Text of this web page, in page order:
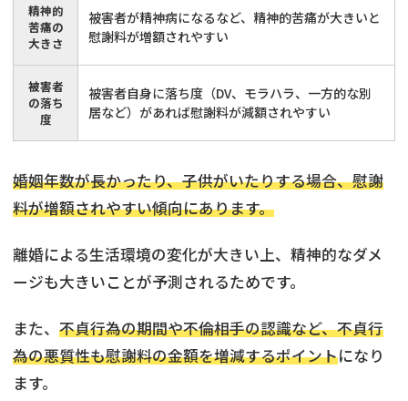
精神的
苦痛の
大きさ
被害者が精神病になるなど、精神的苦痛が大きいと
慰謝料が増額されやすい
被害者
の落ち
度
被害者自身に落ち度（DV、モラハラ、一方的な別
居など）があれば慰謝料が減額されやすい
婚姻年数が長かったり、子供がいたりする場合、慰謝
料が増額されやすい傾向にあります。
離婚による生活環境の変化が大きい上、精神的なダメ
ージも大きいことが予測されるためです。
また、 不貞行為の期間や不倫相手の認識など、不貞行
為の悪質性も慰謝料の金額を増減するポイントになり
ます。